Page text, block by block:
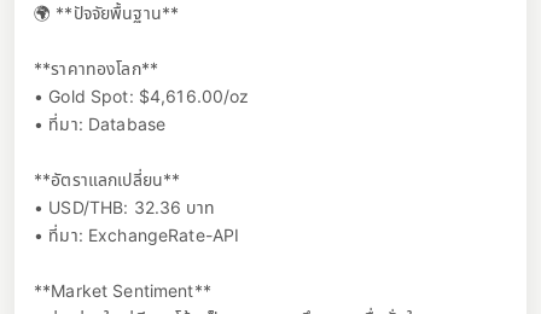
🌍 **ปัจจัยพื้นฐาน**
**ราคาทองโลก**
• Gold Spot: $4,616.00/oz
• ที่มา: Database
**อัตราแลกเปลี่ยน**
• USD/THB: 32.36 บาท
• ที่มา: ExchangeRate-API
**Market Sentiment**